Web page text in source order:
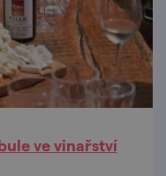
ve vinařství